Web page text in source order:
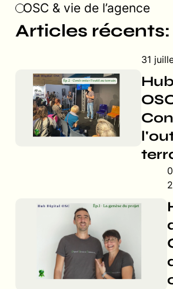
OSC & vie de l’agence
Articles récents:
31